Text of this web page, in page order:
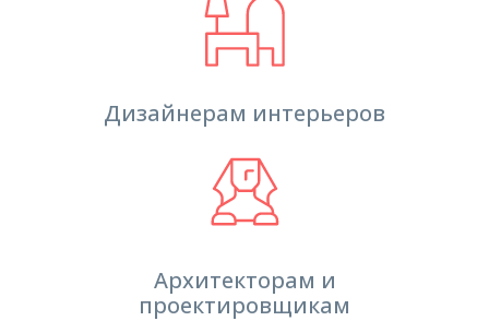
Дизайнерам интерьеров
Архитекторам и
проектировщикам